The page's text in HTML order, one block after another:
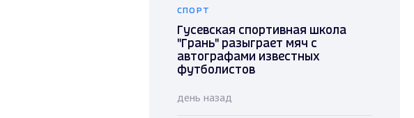
СПОРТ
Гусевская спортивная школа
"Грань" разыграет мяч с
автографами известных
футболистов
день назад